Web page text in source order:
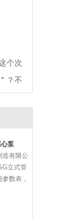
个次
？不
心泵
造有限公
立式管
数表，